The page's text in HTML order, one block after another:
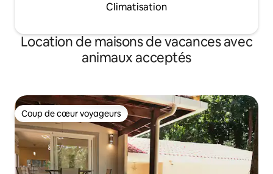
Climatisation
Location de maisons de vacances avec
animaux acceptés
Coup de cœur voyageurs
Coup de cœur voyageurs